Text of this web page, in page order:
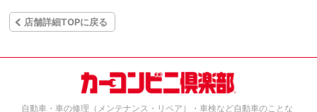
店舗詳細TOPに戻る
自動車・車の修理（メンテナンス・リペア）・車検など自動車のことな